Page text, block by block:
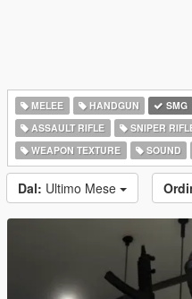
MELEE HANDGUN SMG
ASSAULT RIFLE
SNIPER
WEAPON TEXTURE
SOUND
Dal: Ultimo Mese